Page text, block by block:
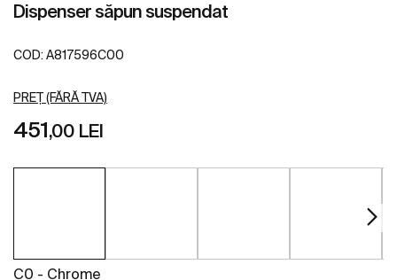
Dispenser săpun suspendat
COD: A817596C00
PREȚ (FĂRĂ TVA)
451,00 LEI
C0 - Chrome